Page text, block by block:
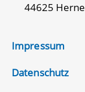
44625 Herne
Impressum
Datenschutz